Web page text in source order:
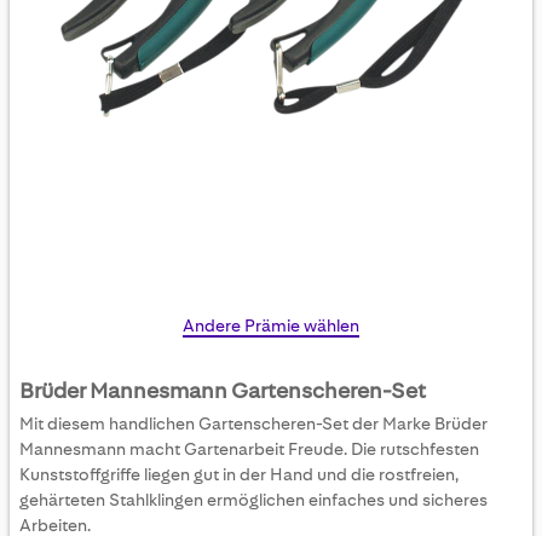
Skip
beginning
of
the
images
gallery
Andere Prämie wählen
Brüder Mannesmann Gartenscheren-Set
Mit diesem handlichen Gartenscheren-Set der Marke Brüder
Mannesmann macht Gartenarbeit Freude. Die rutschfesten
Kunststoffgriffe liegen gut in der Hand und die rostfreien,
gehärteten Stahlklingen ermöglichen einfaches und sicheres
Arbeiten.